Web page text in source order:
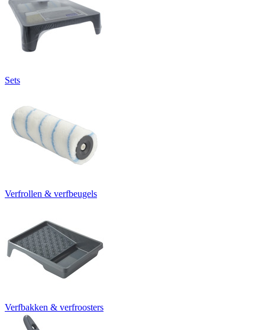
Sets
Verfrollen & verfbeugels
Verfbakken & verfroosters